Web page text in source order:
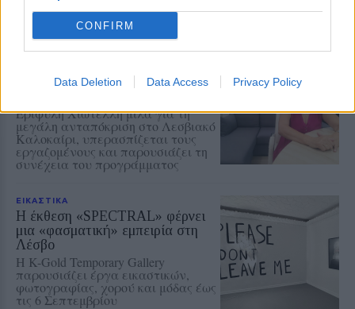
CONFIRM
Data Deletion Data Access Privacy Policy
ΣΥΝΕΝΤΕΥΞΗ ΜΟΥΣΙΚΗ
τις δημόσιες σχέσεις»
Εριφύλη Χιωτέλλη μιλά για τη
μεγάλη ανταπόκριση στο Λεσβιακό
Καλοκαίρι, υπερασπίζεται τους
εργαζομένους και παρουσιάζει τη
συνέχεια του προγράμματος
ΕΙΚΑΣΤΙΚΑ
Η έκθεση «SPECTRAL» φέρνει
μια «φασματική» εμπειρία στη
Λέσβο
Η K-Gold Temporary Gallery
παρουσιάζει έργα εικαστικών,
φωτογραφίας, χορού και μόδας έως
τις 6 Σεπτεμβρίου